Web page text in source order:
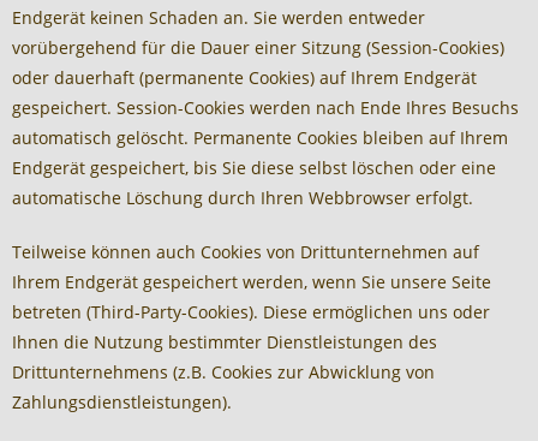
Endgerät keinen Schaden an. Sie werden entweder
vorübergehend für die Dauer einer Sitzung (Session-Cookies)
oder dauerhaft (permanente Cookies) auf Ihrem Endgerät
gespeichert. Session-Cookies werden nach Ende Ihres Besuchs
automatisch gelöscht. Permanente Cookies bleiben auf Ihrem
Endgerät gespeichert, bis Sie diese selbst löschen oder eine
automatische Löschung durch Ihren Webbrowser erfolgt.
Teilweise können auch Cookies von Drittunternehmen auf
Ihrem Endgerät gespeichert werden, wenn Sie unsere Seite
betreten (Third-Party-Cookies). Diese ermöglichen uns oder
Ihnen die Nutzung bestimmter Dienstleistungen des
Drittunternehmens (z.B. Cookies zur Abwicklung von
Zahlungsdienstleistungen).